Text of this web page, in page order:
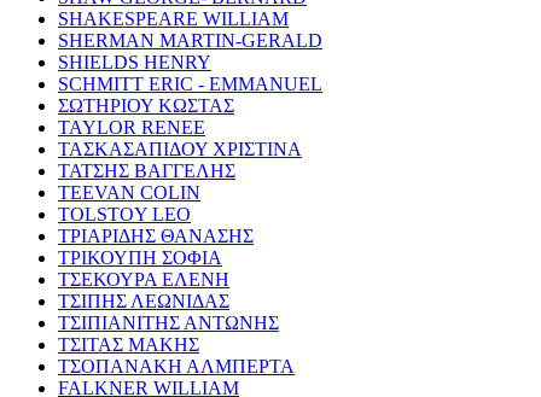
SHAKESPEARE WILLIAM
SHERMAN MARTIN-GERALD
SHIELDS HENRY
SCHMITT ERIC - EMMANUEL
ΣΩΤΗΡΙΟΥ ΚΩΣΤΑΣ
TAYLOR RENEE
ΤΑΣΚΑΣΑΠΙΔΟΥ ΧΡΙΣΤΙΝΑ
ΤΑΤΣΗΣ ΒΑΓΓΕΛΗΣ
TEEVAN COLIN
TOLSTOY LEO
ΤΡΙΑΡΙΔΗΣ ΘΑΝΑΣΗΣ
ΤΡΙΚΟΥΠΗ ΣΟΦΙΑ
ΤΣΕΚΟΥΡΑ ΕΛΕΝΗ
ΤΣΙΠΗΣ ΛΕΩΝΙΔΑΣ
ΤΣΙΠΙΑΝΙΤΗΣ ΑΝΤΩΝΗΣ
ΤΣΙΤΑΣ ΜΑΚΗΣ
ΤΣΟΠΑΝΑΚΗ ΑΛΜΠΕΡΤΑ
FALKNER WILLIAM